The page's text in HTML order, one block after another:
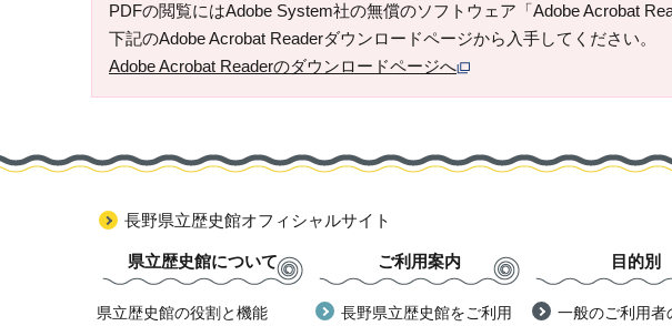
PDFの閲覧にはAdobe System社の無償のソフトウェア「Adobe Acrobat
下記のAdobe Acrobat Readerダウンロードページから入手してください。
Adobe Acrobat Readerのダウンロードページへ
長野県立歴史館オフィシャルサイト
県立歴史館について
県立歴史館の役割と機能
ご利用案内
長野県立歴史館をご利用
目的別
一般のご利用者